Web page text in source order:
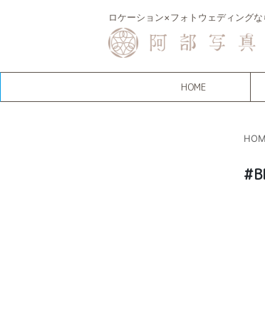
ロケーション×フォトウェディング
HOME